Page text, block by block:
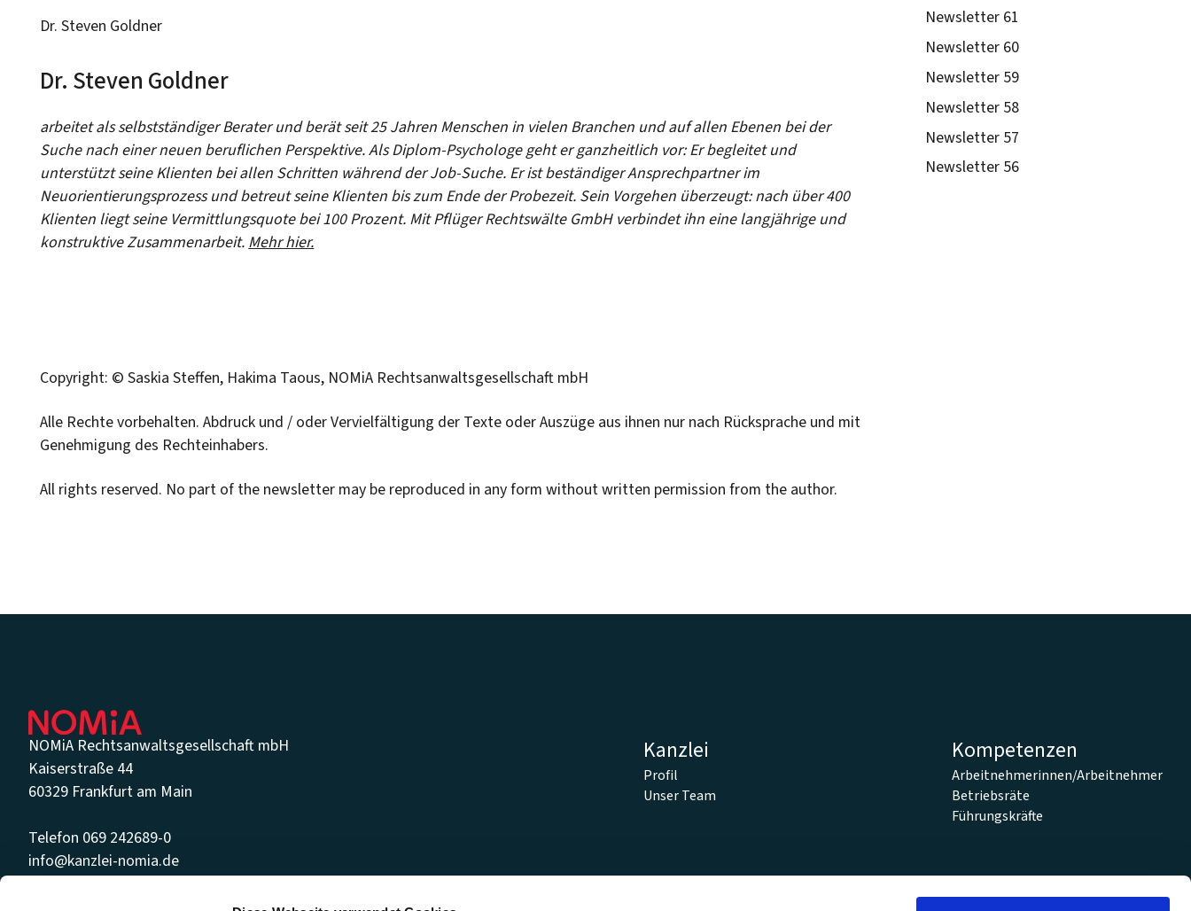
Dr. Steven Goldner
Dr. Steven Goldner
arbeitet als selbstständiger Berater und berät seit 25 Jahren Menschen in vielen Branchen und auf allen Ebenen bei der
Suche nach einer neuen beruflichen Perspektive. Als Diplom-Psychologe geht er ganzheitlich vor: Er begleitet und
unterstützt seine Klienten bei allen Schritten während der Job-Suche. Er ist beständiger Ansprechpartner im
Neuorientierungsprozess und betreut seine Klienten bis zum Ende der Probezeit. Sein Vorgehen überzeugt: nach über 400
Klienten liegt seine Vermittlungsquote bei 100 Prozent. Mit Pflüger Rechtswälte GmbH verbindet ihn eine langjährige und
konstruktive Zusammenarbeit.Mehr hier.
Copyright: © Saskia Steffen, Hakima Taous, NOMiA Rechtsanwaltsgesellschaft mbH
Alle Rechte vorbehalten. Abdruck und / oder Vervielfältigung der Texte oder Auszüge aus ihnen nur nach Rücksprache und mit
Genehmigung des Rechteinhabers.
All rights reserved. No part of the newsletter may be reproduced in any form without written permission from the author.
Newsletter 61
Newsletter 60
Newsletter 59
Newsletter 58
Newsletter 57
Newsletter 56
NOMiA Rechtsanwaltsgesellschaft mbH
Kaiserstraße 44
60329 Frankfurt am Main
Telefon 069 242689-0
info@kanzlei-nomia.de
Kanzlei
Profil
Unser Team
Kompetenzen
Arbeitnehmerinnen/Arbeitnehmer
Betriebsräte
Führungskräfte